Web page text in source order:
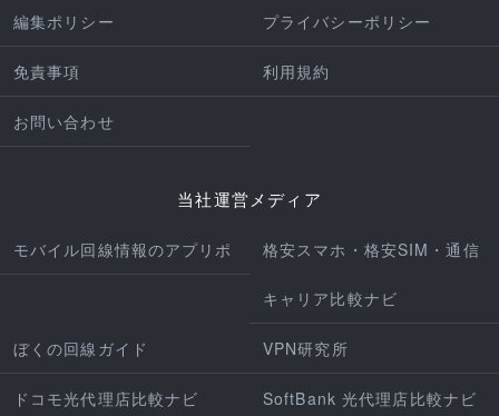
編集ポリシー プライバシーポリシー
免責事項 利用規約
お問い合わせ
当社運営メディア
モバイル回線情報のアプリポ 格安スマホ・格安SIM・通信
キャリア比較ナビ
ぼくの回線ガイド VPN研究所
ドコモ光代理店比較ナビ SoftBank 光代理店比較ナビ